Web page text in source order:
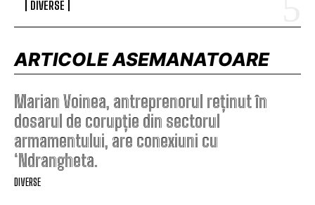
DIVERSE
ARTICOLE ASEMANATOARE
Marian Voinea, antreprenorul reținut în
dosarul de corupție din sectorul
armamentului, are conexiuni cu
‘Ndrangheta.
DIVERSE